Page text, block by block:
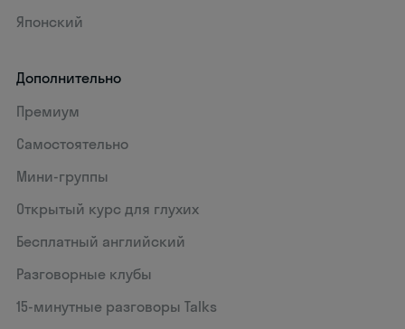
Японский
Дополнительно
Премиум
Самостоятельно
Мини-группы
Открытый курс для глухих
Бесплатный английский
Разговорные клубы
15‑минутные разговоры Talks